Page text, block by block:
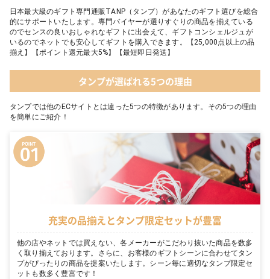
日本最大級のギフト専門通販TANP（タンプ）があなたのギフト選びを総合
的にサポートいたします。専門バイヤーが選りすぐりの商品を揃えている
のでセンスの良いおしゃれなギフトに出会えて、ギフトコンシェルジュが
いるのでネットでも安心してギフトを購入できます。【25,000点以上の品
揃え】【ポイント還元最大5%】【最短即日発送】
タンプが選ばれる5つの理由
タンプでは他のECサイトとは違った5つの特徴があります。その5つの理由
を簡単にご紹介！
充実の品揃えとタンプ限定セットが豊富
他の店やネットでは買えない、各メーカーがこだわり抜いた商品を数多
く取り揃えております。さらに、お客様のギフトシーンに合わせてタン
プがぴったりの商品を提案いたします。シーン毎に適切なタンプ限定セ
ットも数多く豊富です！